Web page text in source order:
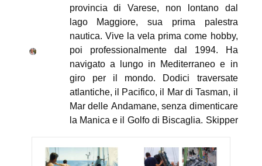
provincia di Varese, non lontano dal
lago Maggiore, sua prima palestra
nautica. Vive la vela prima come hobby,
poi professionalmente dal 1994. Ha
navigato a lungo in Mediterraneo e in
giro per il mondo. Dodici traversate
atlantiche, il Pacifico, il Mar di Tasman, il
Mar delle Andamane, senza dimenticare
la Manica e il Golfo di Biscaglia. Skipper
dal 2003 si dedica in proprio al charter in
Mediterraneo e in Thailandia, mettendo